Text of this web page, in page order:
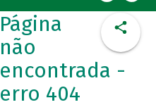
Página
não
encontrada -
erro 404